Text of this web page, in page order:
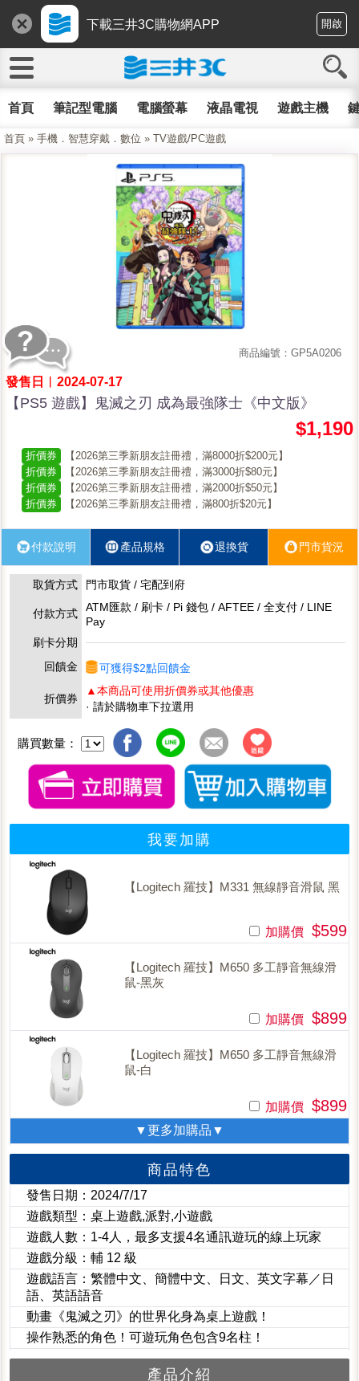
下載三井3C購物網APP 開啟
首頁 筆記型電腦 電腦螢幕 液晶電視 遊戲主機
首頁 » 手機．智慧穿戴．數位 » TV遊戲/PC遊戲
商品編號：GP5A0206
發售日︱2024-07-17
【PS5 遊戲】鬼滅之刃 成為最強隊士《中文版》
$1,190
折價券
【2026第三季新朋友註冊禮，滿8000折$200元】
折價券
【2026第三季新朋友註冊禮，滿3000折$80元】
折價券
【2026第三季新朋友註冊禮，滿2000折$50元】
折價券
【2026第三季新朋友註冊禮，滿800折$20元】
付款說明 產品規格 退換貨 門市貨況
取貨方式 門市取貨 / 宅配到府
付款方式
ATM匯款 / 刷卡 / Pi 錢包 / AFTEE / 全支付 / LINE
Pay
刷卡分期
回饋金
可獲得$2點回饋金
折價券
▲本商品可使用折價券或其他優惠
· 請於購物車下拉選用
購買數量：
我要加購
【Logitech 羅技】M331 無線靜音滑鼠 黑
加購價 $599
【Logitech 羅技】M650 多工靜音無線滑
鼠-黑灰
加購價 $899
【Logitech 羅技】M650 多工靜音無線滑
鼠-白
加購價 $899
▼更多加購品▼
商品特色
發售日期：2024/7/17
遊戲類型：桌上遊戲,派對,小遊戲
遊戲人數：1-4人，最多支援4名通訊遊玩的線上玩家
遊戲分級：輔 12 級
遊戲語言：繁體中文、簡體中文、日文、英文字幕／日
語、英語語音
動畫《鬼滅之刃》的世界化身為桌上遊戲！
操作熟悉的角色！可遊玩角色包含9名柱！
產品介紹